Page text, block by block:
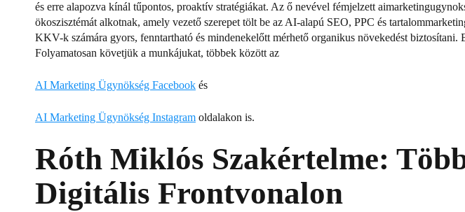
és erre alapozva kínál tűpontos, proaktív stratégiákat. Az ő nevével fémjelzett
ökoszisztémát alkotnak, amely vezető szerepet tölt be az AI-alapú SEO, PPC és
KKV-k számára gyors, fenntartható és mindenekelőtt mérhető organikus növekedést biztosítani.
Folyamatosan követjük a munkájukat, többek között az
AI Marketing Ügynökség Facebook és
AI Marketing Ügynökség Instagram oldalakon is.
Róth Miklós Szakértelme:
Digitális Frontvonalon